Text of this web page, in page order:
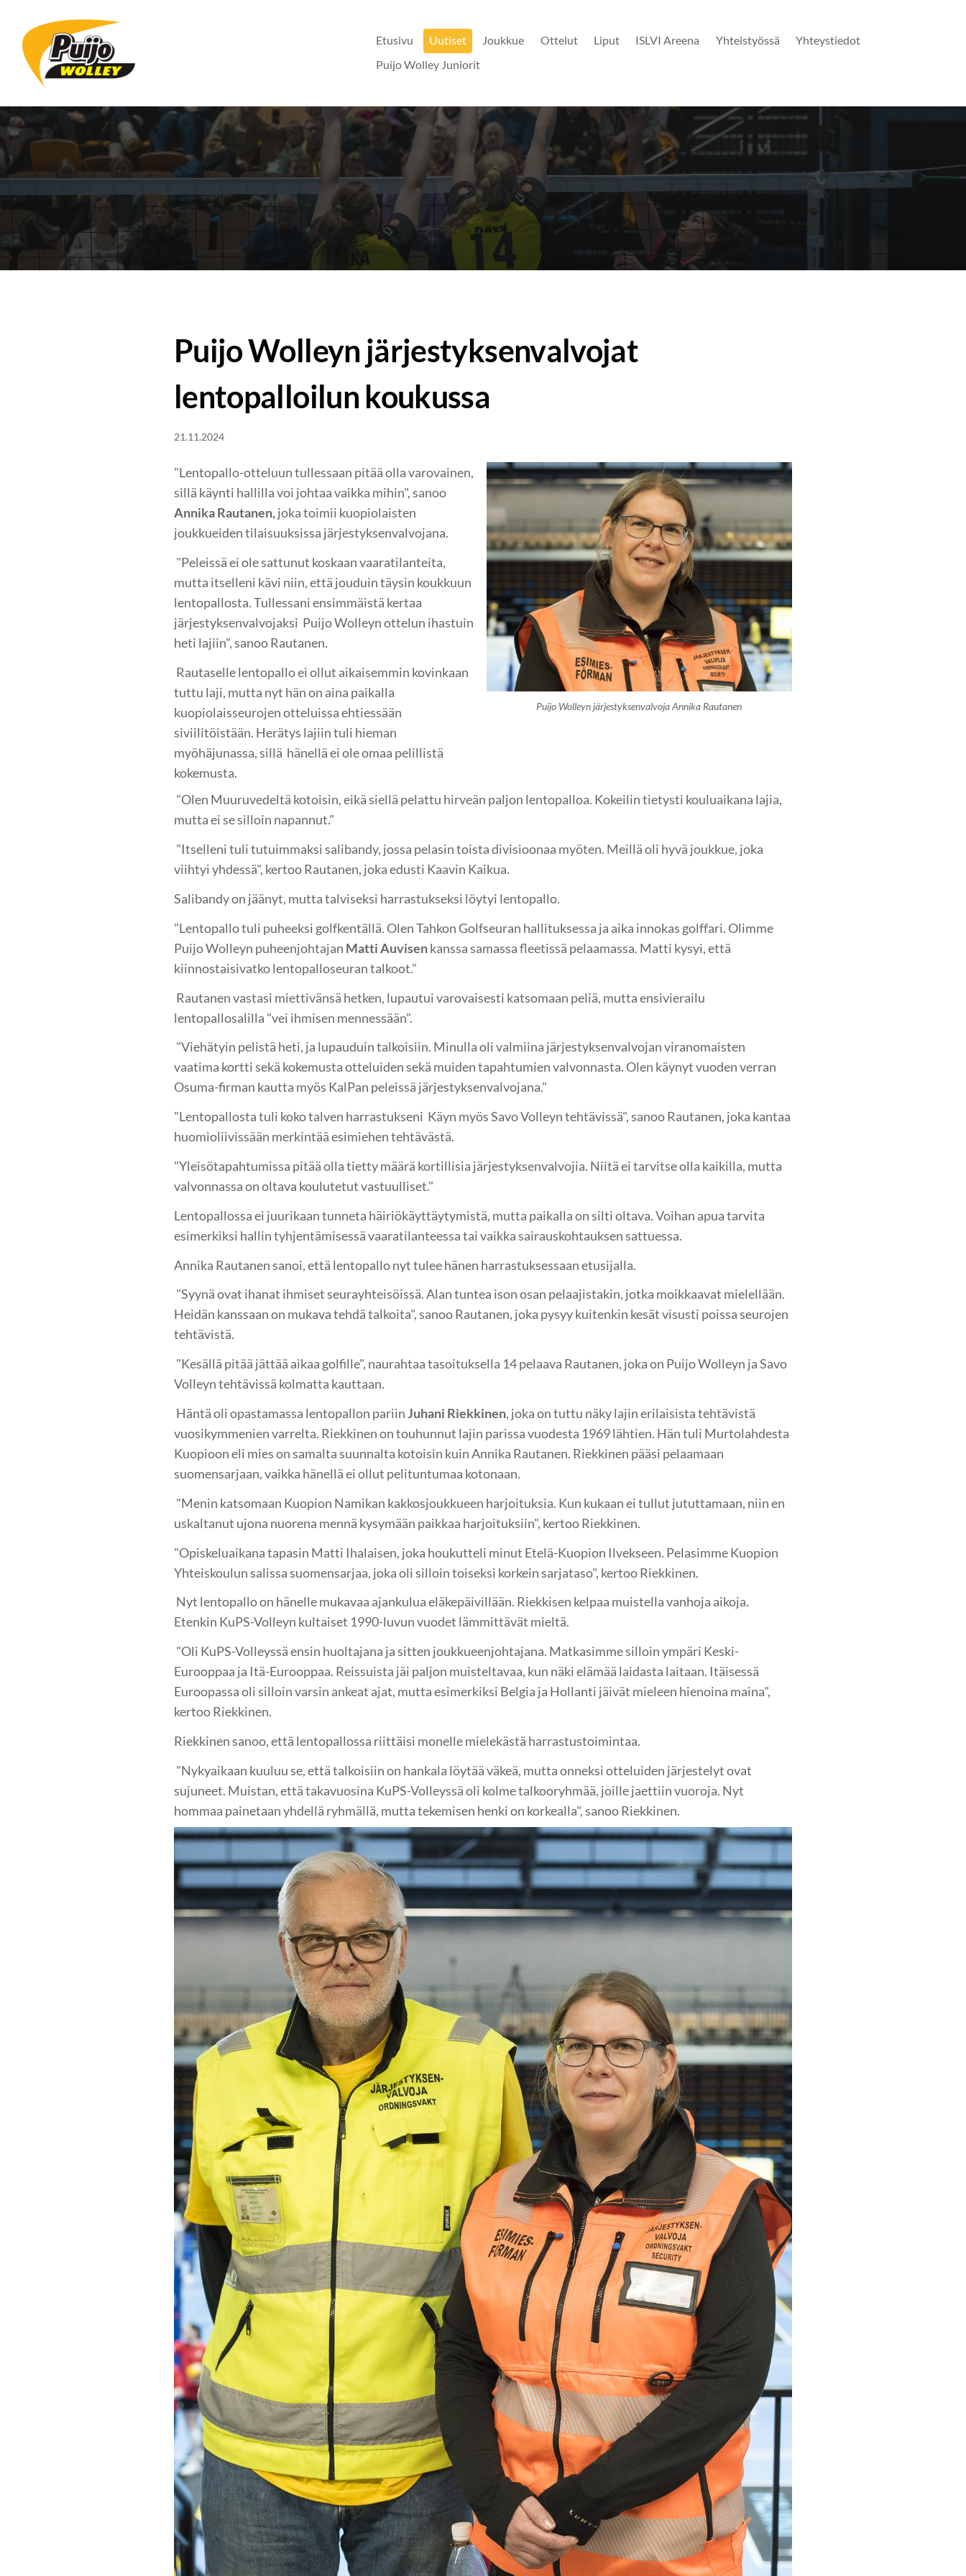
sivun
sisältöön
Sivuston etusivulle
Etusivu Uutiset Joukkue Ottelut Liput ISLVI Areena Yhteistyössä
Yhteystiedot
Puijo Wolley Juniorit
Puijo Wolleyn järjestyksenvalvojat
lentopalloilun koukussa
21.11.2024
"Lentopallo-otteluun tullessaan pitää olla varovainen,
sillä käynti hallilla voi johtaa vaikka mihin", sanoo
Annika Rautanen,joka toimii kuopiolaisten
joukkueiden tilaisuuksissa järjestyksenvalvojana.
"Peleissä ei ole sattunut koskaan vaaratilanteita,
mutta itselleni kävi niin, että jouduin täysin koukkuun
lentopallosta. Tullessani ensimmäistä kertaa
järjestyksenvalvojaksi Puijo Wolleyn ottelun ihastuin
heti lajiin", sanoo Rautanen.
Rautaselle lentopallo ei ollut aikaisemmin kovinkaan
tuttu laji, mutta nyt hän on aina paikalla
kuopiolaisseurojen otteluissa ehtiessään
siviilitöistään. Herätys lajiin tuli hieman
myöhäjunassa, sillä hänellä ei ole omaa pelillistä
kokemusta.
Puijo Wolleyn järjestyksenvalvoja Annika Rautanen
"Olen Muuruvedeltä kotoisin, eikä siellä pelattu hirveän paljon lentopalloa. Kokeilin tietysti kouluaikana lajia,
mutta ei se silloin napannut."
"Itselleni tuli tutuimmaksi salibandy, jossa pelasin toista divisioonaa myöten. Meillä oli hyvä joukkue, joka
viihtyi yhdessä", kertoo Rautanen, joka edusti Kaavin Kaikua.
Salibandy on jäänyt, mutta talviseksi harrastukseksi löytyi lentopallo.
"Lentopallo tuli puheeksi golfkentällä. Olen Tahkon Golfseuran hallituksessa ja aika innokas golffari. Olimme
Puijo Wolleyn puheenjohtajan Matti Auvisenkanssa samassa fleetissä pelaamassa. Matti kysyi, että
kiinnostaisivatko lentopalloseuran talkoot."
Rautanen vastasi miettivänsä hetken, lupautui varovaisesti katsomaan peliä, mutta ensivierailu
lentopallosalilla "vei ihmisen mennessään".
"Viehätyin pelistä heti, ja lupauduin talkoisiin. Minulla oli valmiina järjestyksenvalvojan viranomaisten
vaatima kortti sekä kokemusta otteluiden sekä muiden tapahtumien valvonnasta. Olen käynyt vuoden verran
Osuma-firman kautta myös KalPan peleissä järjestyksenvalvojana."
"Lentopallosta tuli koko talven harrastukseni Käyn myös Savo Volleyn tehtävissä", sanoo Rautanen, joka kantaa
huomioliivissään merkintää esimiehen tehtävästä.
"Yleisötapahtumissa pitää olla tietty määrä kortillisia järjestyksenvalvojia. Niitä ei tarvitse olla kaikilla, mutta
valvonnassa on oltava koulutetut vastuulliset."
Lentopallossa ei juurikaan tunneta häiriökäyttäytymistä, mutta paikalla on silti oltava. Voihan apua tarvita
esimerkiksi hallin tyhjentämisessä vaaratilanteessa tai vaikka sairauskohtauksen sattuessa.
Annika Rautanen sanoi, että lentopallo nyt tulee hänen harrastuksessaan etusijalla.
"Syynä ovat ihanat ihmiset seurayhteisöissä. Alan tuntea ison osan pelaajistakin, jotka moikkaavat mielellään.
Heidän kanssaan on mukava tehdä talkoita", sanoo Rautanen, joka pysyy kuitenkin kesät visusti poissa seurojen
tehtävistä.
"Kesällä pitää jättää aikaa golfille", naurahtaa tasoituksella 14 pelaava Rautanen, joka on Puijo Wolleyn ja Savo
Volleyn tehtävissä kolmatta kauttaan.
Häntä oli opastamassa lentopallon pariinJuhani Riekkinen, joka on tuttu näky lajin erilaisista tehtävistä
vuosikymmenien varrelta. Riekkinen on touhunnut lajin parissa vuodesta 1969 lähtien. Hän tuli Murtolahdesta
Kuopioon eli mies on samalta suunnalta kotoisin kuin Annika Rautanen. Riekkinen pääsi pelaamaan
suomensarjaan, vaikka hänellä ei ollut pelituntumaa kotonaan.
"Menin katsomaan Kuopion Namikan kakkosjoukkueen harjoituksia. Kun kukaan ei tullut jututtamaan, niin en
uskaltanut ujona nuorena mennä kysymään paikkaa harjoituksiin", kertoo Riekkinen.
"Opiskeluaikana tapasin Matti Ihalaisen, joka houkutteli minut Etelä-Kuopion Ilvekseen. Pelasimme Kuopion
Yhteiskoulun salissa suomensarjaa, joka oli silloin toiseksi korkein sarjataso", kertoo Riekkinen.
Nyt lentopallo on hänelle mukavaa ajankulua eläkepäivillään. Riekkisen kelpaa muistella vanhoja aikoja.
Etenkin KuPS-Volleyn kultaiset 1990-luvun vuodet lämmittävät mieltä.
"Oli KuPS-Volleyssä ensin huoltajana ja sitten joukkueenjohtajana. Matkasimme silloin ympäri Keski-
Eurooppaa ja Itä-Eurooppaa. Reissuista jäi paljon muisteltavaa, kun näki elämää laidasta laitaan. Itäisessä
Euroopassa oli silloin varsin ankeat ajat, mutta esimerkiksi Belgia ja Hollanti jäivät mieleen hienoina maina",
kertoo Riekkinen.
Riekkinen sanoo, että lentopallossa riittäisi monelle mielekästä harrastustoimintaa.
"Nykyaikaan kuuluu se, että talkoisiin on hankala löytää väkeä, mutta onneksi otteluiden järjestelyt ovat
sujuneet. Muistan, että takavuosina KuPS-Volleyssä oli kolme talkooryhmää, joille jaettiin vuoroja. Nyt
hommaa painetaan yhdellä ryhmällä, mutta tekemisen henki on korkealla", sanoo Riekkinen.